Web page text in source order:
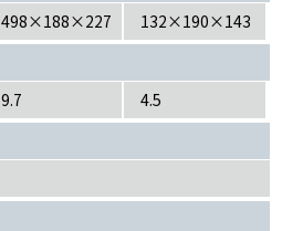
498×188×227
132×190×143
9.7
4.5